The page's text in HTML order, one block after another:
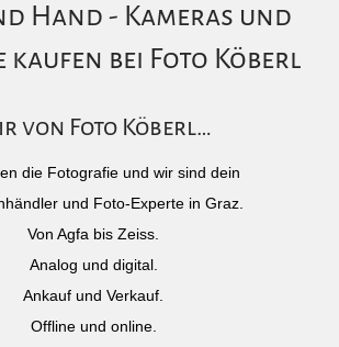
Hand - Kameras und
kaufen bei Foto Köberl
von Foto Köberl…
die Fotografie und wir sind dein
und Foto-Experte in Graz.
Von Agfa bis Zeiss.
Analog und digital.
Ankauf und Verkauf.
Offline und online.